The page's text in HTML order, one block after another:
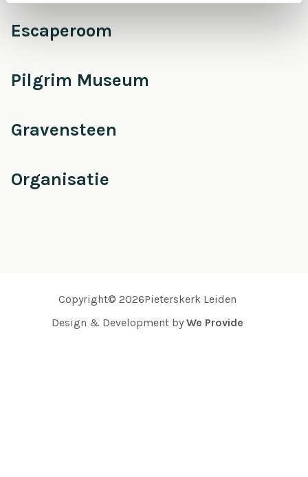
Escaperoom
Pilgrim Museum
Gravensteen
Organisatie
Copyright© 2026Pieterskerk Leiden
Design & Development by We Provide